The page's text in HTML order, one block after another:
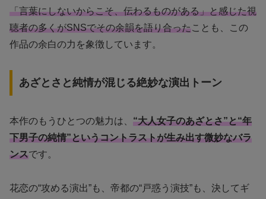
「言葉にしないからこそ、伝わるものがある」と感じた視
聴者の多くがSNSでその余韻を語り合ったことも、この
作品の余白の力を象徴しています。
あざとさと純情が混じる絶妙な演出トーン
本作のもうひとつの魅力は、 “大人女子のあざとさ”と“年
下男子の純情”というコントラストが生み出す微妙なバラ
ンスです。
花恋の“攻める演出”も、帝都の“戸惑う演技”も、決してギ